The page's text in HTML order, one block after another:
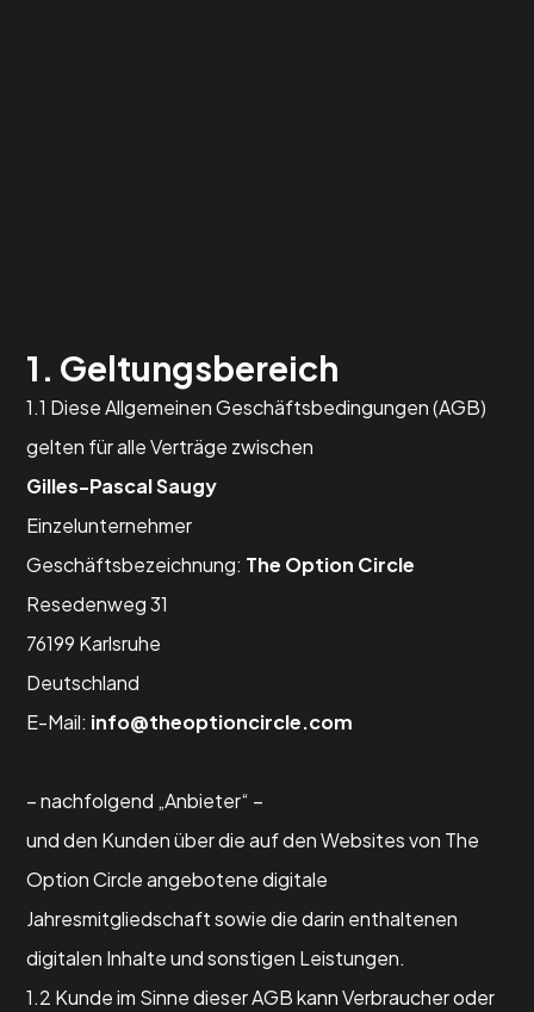
1. Geltungsbereich
1.1 Diese Allgemeinen Geschäftsbedingungen (AGB)
gelten für alle Verträge zwischen
Gilles-Pascal Saugy
Einzelunternehmer
Geschäftsbezeichnung: The Option Circle
Resedenweg 31
76199 Karlsruhe
Deutschland
E-Mail: info@theoptioncircle.com
– nachfolgend „Anbieter“ –
und den Kunden über die auf den Websites von The
Option Circle angebotene digitale
Jahresmitgliedschaft sowie die darin enthaltenen
digitalen Inhalte und sonstigen Leistungen.
1.2 Kunde im Sinne dieser AGB kann Verbraucher oder